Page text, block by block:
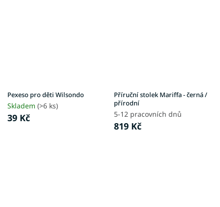
Pexeso pro děti Wilsondo
Skladem (>6 ks)
39 Kč
Příruční stolek Mariffa - černá /
přírodní
5-12 pracovních dnů
819 Kč